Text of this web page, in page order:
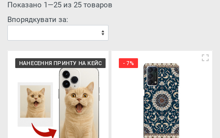
Показано 1—25 из 25 товаров
Впорядкувати за:
НАНЕСЕННЯ ПРИНТУ НА КЕЙС - 7%